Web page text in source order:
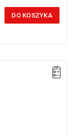
DO KOSZYKA